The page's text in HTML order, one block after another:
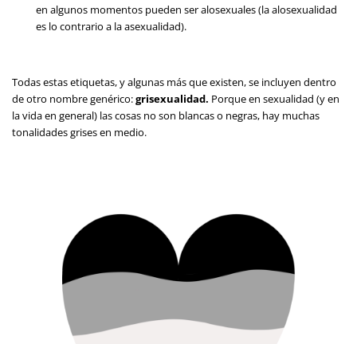
en algunos momentos pueden ser alosexuales (la alosexualidad
es lo contrario a la asexualidad).
Todas estas etiquetas, y algunas más que existen, se incluyen dentro
de otro nombre genérico:grisexualidad. Porque en sexualidad (y en
la vida en general) las cosas no son blancas o negras, hay muchas
tonalidades grises en medio.